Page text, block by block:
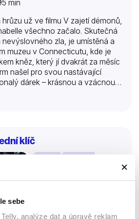
sebe
analýze dat a úpravě reklam
min
už ve filmu V zajetí démonů,
všechno začalo. Skutečná
zla, je umístěná a
muzeu v Connecticutu, kde je
kněz, který jí dvakrát za měsíc
našel pro svou nastávající
dárek – krásnou a vzácnou
z Annabelle nemá dlouhého
Satana vyvolali bytost
z toho, co udělali, nelze ani
zlem, kterým je nyní posedlá
klíč
60 %